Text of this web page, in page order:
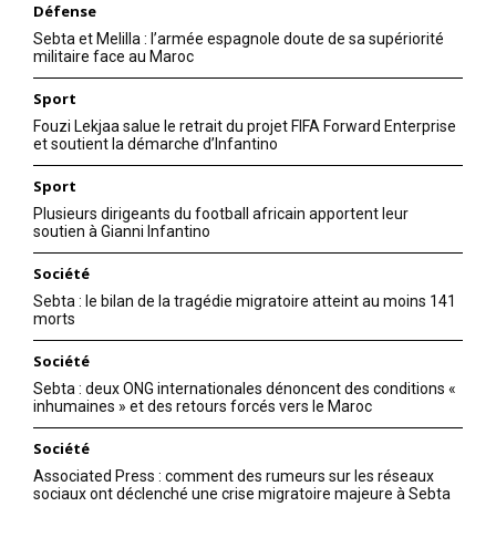
Défense
Sebta et Melilla : l’armée espagnole doute de sa supériorité
militaire face au Maroc
Sport
Fouzi Lekjaa salue le retrait du projet FIFA Forward Enterprise
et soutient la démarche d’Infantino
Sport
Plusieurs dirigeants du football africain apportent leur
soutien à Gianni Infantino
Société
Sebta : le bilan de la tragédie migratoire atteint au moins 141
morts
Société
Sebta : deux ONG internationales dénoncent des conditions «
inhumaines » et des retours forcés vers le Maroc
Société
Associated Press : comment des rumeurs sur les réseaux
sociaux ont déclenché une crise migratoire majeure à Sebta